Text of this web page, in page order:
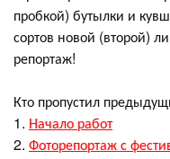
пробкой) бутылки и
сортов новой (второй)
репортаж!
Кто пропустил
1. Начало работ
2. Фоторепортаж с